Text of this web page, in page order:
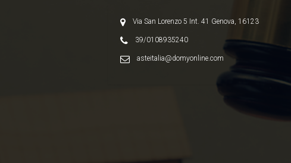
Via San Lorenzo 5 Int. 41 Genova, 16123
39/0108935240
asteitalia@domyonline.com